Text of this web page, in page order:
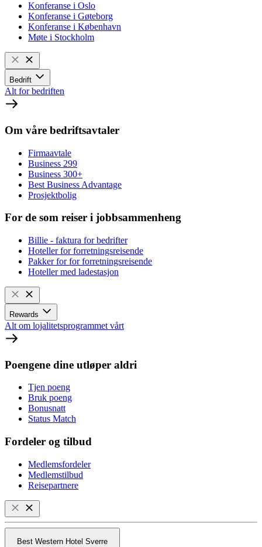
Konferanse i Oslo
Konferanse i Gøteborg
Konferanse i København
Møte i Stockholm
Bedrift
Alt for bedriften
Om våre bedriftsavtaler
Firmaavtale
Business 299
Business 300+
Best Business Advantage
Prosjektbolig
For de som reiser i jobbsammenheng
Billie - faktura for bedrifter
Hoteller for forretningsreisende
Pakker for for forretningsreisende
Hoteller med ladestasjon
Rewards
Alt om lojalitetsprogrammet vårt
Poengene dine utløper aldri
Tjen poeng
Bruk poeng
Bonusnatt
Status Match
Fordeler og tilbud
Medlemsfordeler
Medlemstilbud
Reisepartnere
Best Western Hotel Sverre